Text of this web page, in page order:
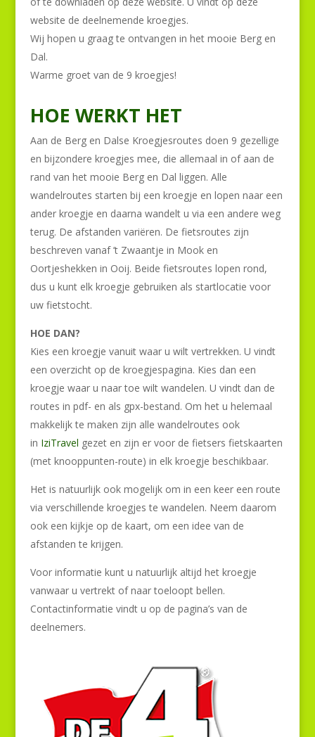
website de deelnemende kroegjes.
Wij hopen u graag te ontvangen in het mooie Berg en
Dal.
Warme groet van de 9 kroegjes!
HOE WERKT HET
Aan de Berg en Dalse Kroegjesroutes doen 9 gezellige
en bijzondere kroegjes mee, die allemaal in of aan de
rand van het mooie Berg en Dal liggen. Alle
wandelroutes starten bij een kroegje en lopen naar een
ander kroegje en daarna wandelt u via een andere weg
terug. De afstanden variëren. De fietsroutes zijn
beschreven vanaf ’t Zwaantje in Mook en
Oortjeshekken in Ooij. Beide fietsroutes lopen rond,
dus u kunt elk kroegje gebruiken als startlocatie voor
uw fietstocht.
HOE DAN?
Kies een kroegje vanuit waar u wilt vertrekken. U vindt
een overzicht op de kroegjespagina. Kies dan een
kroegje waar u naar toe wilt wandelen. U vindt dan de
routes in pdf- en als gpx-bestand. Om het u helemaal
makkelijk te maken zijn alle wandelroutes ook
in IziTravel gezet en zijn er voor de fietsers fietskaarten
(met knooppunten-route) in elk kroegje beschikbaar.
Het is natuurlijk ook mogelijk om in een keer een route
via verschillende kroegjes te wandelen. Neem daarom
ook een kijkje op de kaart, om een idee van de
afstanden te krijgen.
Voor informatie kunt u natuurlijk altijd het kroegje
vanwaar u vertrekt of naar toeloopt bellen.
Contactinformatie vindt u op de pagina’s van de
deelnemers.